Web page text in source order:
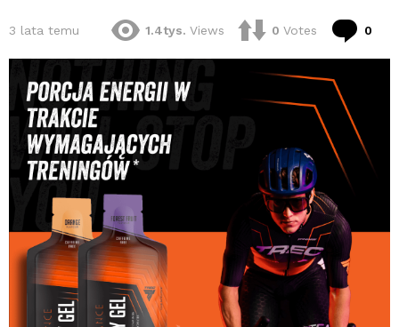
3 lata temu 1.4tys. Views 0 Votes 0